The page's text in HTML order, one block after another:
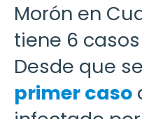
Morón en
tiene 6
Desde que
primer caso